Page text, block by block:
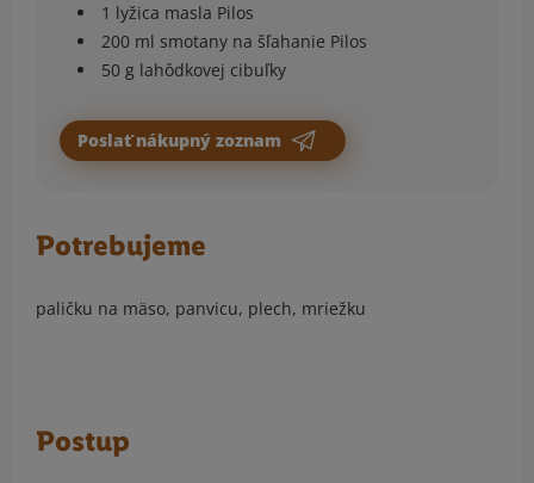
1 lyžica masla Pilos
200 ml smotany na šľahanie Pilos
50 g lahôdkovej cibuľky
Poslať nákupný zoznam
Potrebujeme
paličku na mäso, panvicu, plech, mriežku
Postup